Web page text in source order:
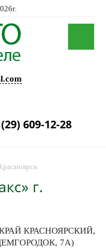
609-12-28
г.
КРАЙ КРАСНОЯРСКИЙ,
7А)